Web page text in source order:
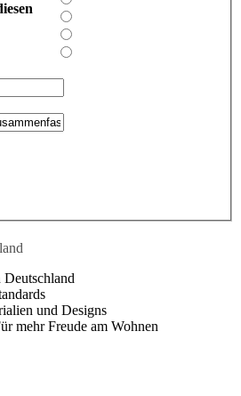
Deutschland
und Designs
mehr Freude am Wohnen